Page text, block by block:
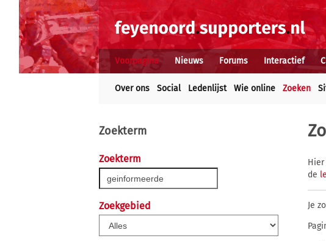
Voorpagina Nieuws Forums Interactief
Over ons Social Ledenlijst Wie online Zoeken
Zoekterm
Zoekterm
Zoekgebied
de
Je